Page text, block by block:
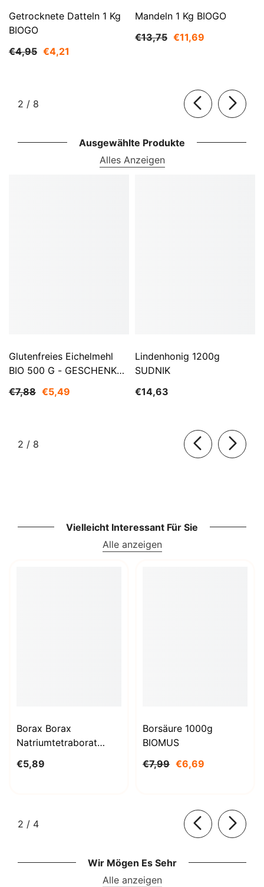
Getrocknete Datteln 1 Kg
BIOGO
€4,95 €4,21
Mandeln 1 Kg BIOGO
€13,75 €11,69
2 / von
8
Ausgewählte Produkte
Alles Anzeigen
Glutenfreies Eichelmehl
BIO 500 G - GESCHENKE
€7,88 €5,49
Lindenhonig 1200g
SUDNIK
€14,63
2 / von
8
Vielleicht Interessant Für Sie
Alle anzeigen
Borax Borax
Natriumtetraborat
STANLAB
€5,89
Borsäure 1000g
BIOMUS
€7,99 €6,69
2 / von
4
Wir Mögen Es Sehr
Alle anzeigen